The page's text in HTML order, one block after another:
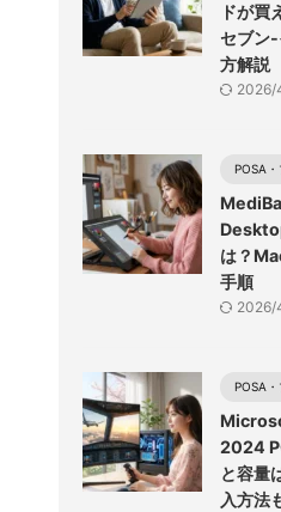
ドが買
セブン-
方解説
2026/
POSA
は？
手順
2026/
POSA
2024
と容量
入方法